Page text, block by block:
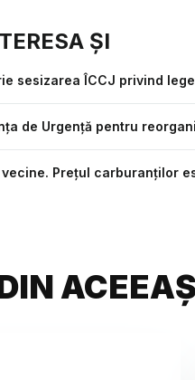
ȘI
sesizarea ÎCCJ privind
de Urgență pentru
Prețul carburanților